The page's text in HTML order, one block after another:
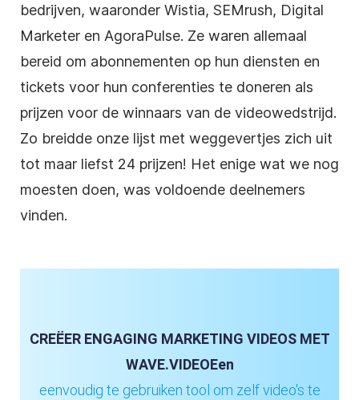
bedrijven, waaronder Wistia, SEMrush, Digital
Marketer en AgoraPulse. Ze waren allemaal
bereid om abonnementen op hun diensten en
tickets voor hun conferenties te doneren als
prijzen voor de winnaars van de videowedstrijd.
Zo breidde onze lijst met weggevertjes zich uit
tot maar liefst 24 prijzen! Het enige wat we nog
moesten doen, was voldoende deelnemers
vinden.
CREËER ENGAGING MARKETING VIDEOS MET
WAVE.VIDEOEen
eenvoudig te gebruiken tool om zelf video's te